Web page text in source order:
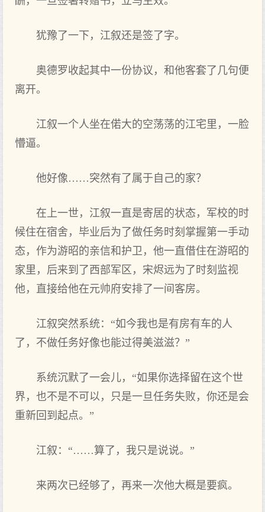
犹豫了一下，江叙还是签了字。
奥德罗收起其中一份协议，和他客套了几句便
离开。
江叙一个人坐在偌大的空荡荡的江宅里，一脸
懵逼。
他好像……突然有了属于自己的家？
在上一世，江叙一直是寄居的状态，军校的时
候住在宿舍，毕业后为了做任务时刻掌握第一手动
态，作为游昭的亲信和护卫，他一直借住在游昭的
家里，后来到了西部军区，宋烬远为了时刻监视
他，直接给他在元帅府安排了一间客房。
江叙突然系统：“如今我也是有房有车的人
了，不做任务好像也能过得美滋滋？”
系统沉默了一会儿，“如果你选择留在这个世
界，也不是不可以，只是一旦任务失败，你还是会
重新回到起点。”
江叙：“……算了，我只是说说。”
来两次已经够了，再来一次他大概是要疯。